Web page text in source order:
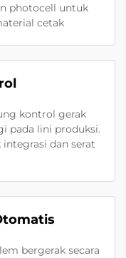
photocell untuk
cetak
kontrol gerak
pada lini produksi.
dan serat
bergerak secara